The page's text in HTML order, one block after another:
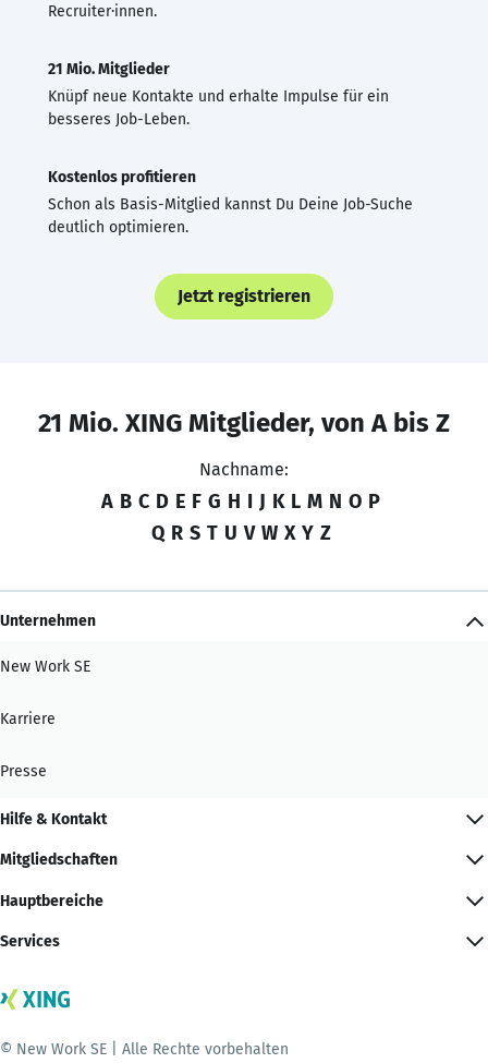
Recruiter·innen.
21 Mio. Mitglieder
Knüpf neue Kontakte und erhalte Impulse für ein
besseres Job-Leben.
Kostenlos profitieren
Schon als Basis-Mitglied kannst Du Deine Job-Suche
deutlich optimieren.
Jetzt registrieren
21 Mio. XING Mitglieder, von A bis Z
Nachname:
A B C D E F G H I J K L M N O P
Q R S T U V W X Y Z
Unternehmen
New Work SE
Karriere
Presse
Hilfe & Kontakt
Mitgliedschaften
Hauptbereiche
Services
© New Work SE | Alle Rechte vorbehalten